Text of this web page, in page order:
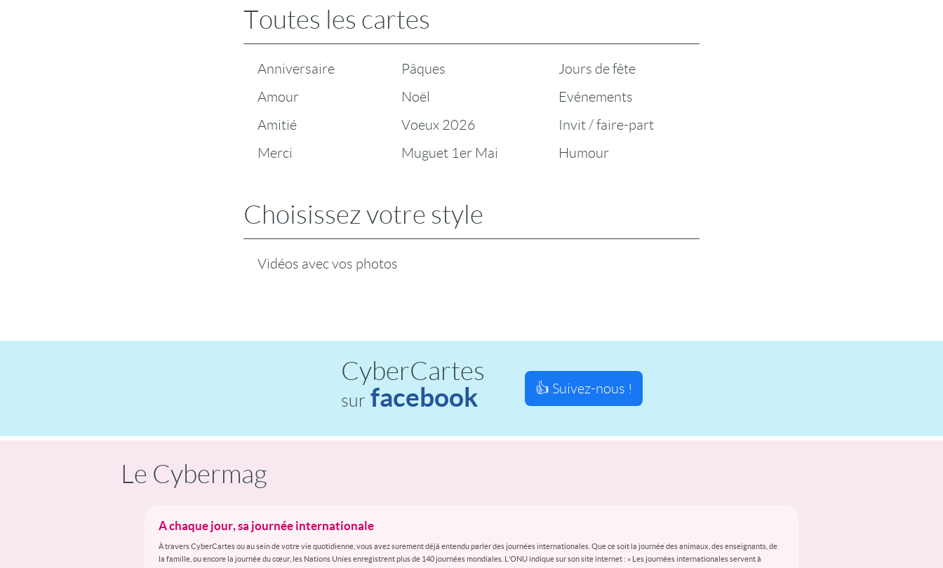
Toutes les cartes
Anniversaire
Amour
Amitié
Merci
Pâques
Noël
Voeux 2026
Muguet 1er Mai
Jours de fête
Evénements
Invit / faire-part
Humour
Choisissez votre style
Vidéos avec vos photos
CyberCartes
sur facebook 👍 Suivez-nous !
Le Cybermag
A chaque jour, sa journée internationale
À travers CyberCartes ou au sein de votre vie quotidienne, vous avez surement déjà entendu parler des journées internationales. Que ce soit la journée des animaux, des enseignants, de
la famille, ou encore la journée du cœur, les Nations Unies enregistrent plus de 140 journées mondiales. L’ONU indique sur son site internet : « Les journées internationales servent à